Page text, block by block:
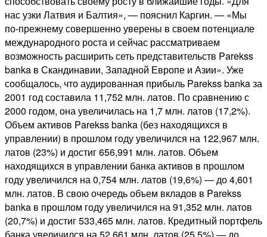
нас узки Латвия и Балтия», — пояснил Каргин. — «Мы
по-прежнему совершенно уверены в своем потенциале
международного роста и сейчас рассматриваем
возможность расширить сеть представительств Parekss
banka в Скандинавии, Западной Европе и Азии». Уже
сообщалось, что аудированная прибыль Parekss banka за
2001 год составила 11,752 млн. латов. По сравнению с
2000 годом, она увеличилась на 1,7 млн. латов (17,2%).
Объем активов Parekss banka (без находящихся в
управлении) в прошлом году увеличился на 122,967 млн.
латов (23%) и достиг 656,991 млн. латов. Объем
находящихся в управлении банка активов в прошлом
году увеличился на 0,754 млн. латов (19,6%) — до 4,601
млн. латов. В свою очередь объем вкладов в Parekss
banka в прошлом году увеличился на 91,352 млн. латов
(20,7%) и достиг 533,465 млн. латов. Кредитный портфель
банка увеличился на 52,661 млн. латов (25,5%) — до